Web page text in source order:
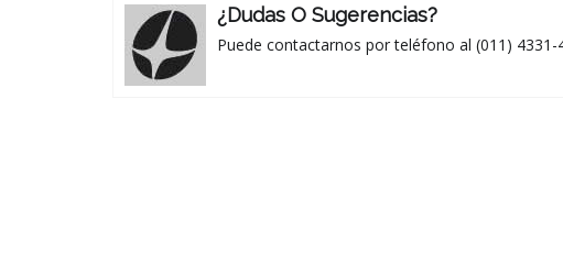
¿Dudas O Sugerencias?
Puede contactarnos por teléfono al (011)